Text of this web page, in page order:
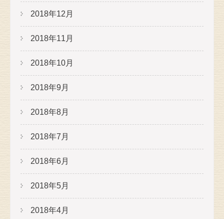
2018年12月
2018年11月
2018年10月
2018年9月
2018年8月
2018年7月
2018年6月
2018年5月
2018年4月